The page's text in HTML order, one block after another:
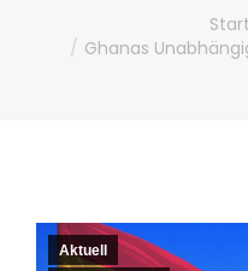
Sie befinden sich hier:Start
Ghanas
Aktuell